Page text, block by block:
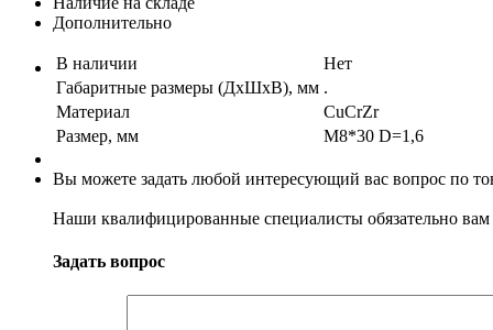
Дополнительно
В наличии
Нет
Габаритные размеры (ДхШхВ), мм .
Материал
CuCrZr
Размер, мм
M8*30 D=1,6
Вы можете задать любой интересующий вас вопрос по
Наши квалифицированные специалисты обязательно вам
Задать вопрос